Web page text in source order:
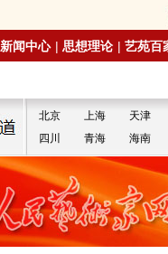
新闻中心 | 思想理论 | 艺苑百
北京 上海
天津
四川
青海 海南